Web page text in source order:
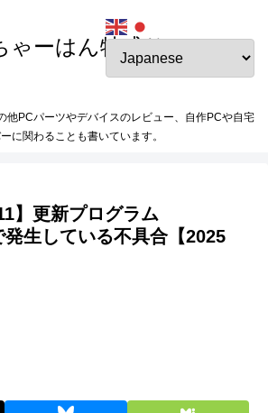
ゃーはん特盛り
他PCパーツやデバイスのレビュー、自作PCや自宅
に関わることも書いています。
】更新プログラム
生している不具合【2025